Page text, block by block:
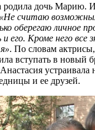
родила дочь Марию.
«Не считаю
оберегаю личное
его. Кроме него все
. По словам
вступать в новый
устраивала
и ее друзей.